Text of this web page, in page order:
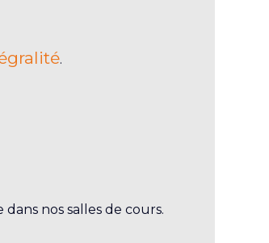
.
nos salles de cours.